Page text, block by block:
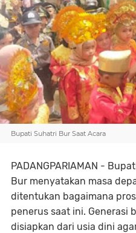
Bupati Suhatri Bur Saat Acara
PADANGPARIAMAN -
Bur menyatakan masa
ditentukan bagaimana
penerus saat ini. Generasi
disiapkan dari usia dini